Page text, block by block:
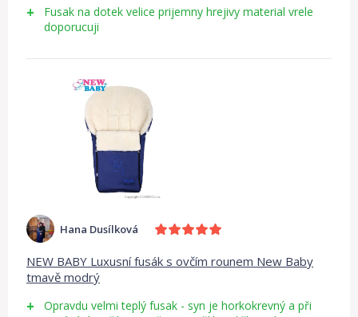
Fusak na dotek velice prijemny hrejivy material vrele
doporucuji
Hana Dusílková
NEW BABY Luxusní fusák s ovčím rounem New Baby
tmavě modrý
Opravdu velmi teplý fusak - syn je horkokrevný a při